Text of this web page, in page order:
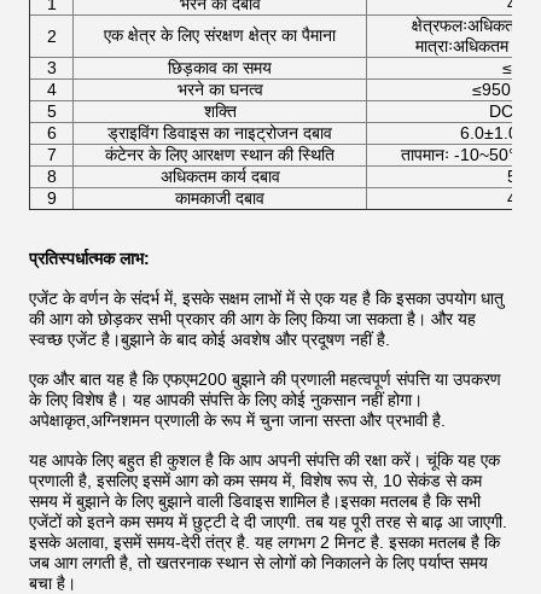
2
एक क्षेत्र के लिए संरक्षण क्षेत्र का पैमाना
क्षेत्रफलःअधिकतम
मात्राःअधिकतम
3
छिड़काव का समय
≤10
4
भरने का घनत्व
≤950
5
शक्ति
6
ड्राइविंग डिवाइस का नाइट्रोजन दबाव
7
कंटेनर के लिए आरक्षण स्थान की स्थिति
तापमानः -10~50°C,
8
अधिकतम कार्य दबाव
9
कामकाजी दबाव
प्रतिस्पर्धात्मक लाभ:
एजेंट के वर्णन के संदर्भ में, इसके सक्षम लाभों में से एक यह है कि इसका उपयोग धातु
की आग को छोड़कर सभी प्रकार की आग के लिए किया जा सकता है। और यह
स्वच्छ एजेंट है।बुझाने के बाद कोई अवशेष और प्रदूषण नहीं है.
एक और बात यह है कि एफएम200 बुझाने की प्रणाली महत्वपूर्ण संपत्ति या उपकरण
के लिए विशेष है। यह आपकी संपत्ति के लिए कोई नुकसान नहीं होगा।
अपेक्षाकृत,अग्निशमन प्रणाली के रूप में चुना जाना सस्ता और प्रभावी है.
यह आपके लिए बहुत ही कुशल है कि आप अपनी संपत्ति की रक्षा करें। चूंकि यह एक
प्रणाली है, इसलिए इसमें आग को कम समय में, विशेष रूप से, 10 सेकंड से कम
समय में बुझाने के लिए बुझाने वाली डिवाइस शामिल है।इसका मतलब है कि सभी
एजेंटों को इतने कम समय में छुट्टी दे दी जाएगी. तब यह पूरी तरह से बाढ़ आ जाएगी.
इसके अलावा, इसमें समय-देरी तंत्र है. यह लगभग 2 मिनट है. इसका मतलब है कि
जब आग लगती है, तो खतरनाक स्थान से लोगों को निकालने के लिए पर्याप्त समय
बचा है।